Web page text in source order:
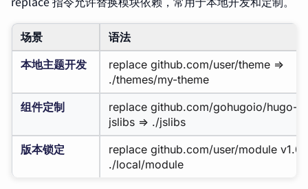
场景
语法
本地主题开发
replace github.com/user/theme =>
./themes/my-theme
组件定制
replace github.com/gohugoio/hugo-
jslibs => ./jslibs
版本锁定
replace github.com/user/module
./local/module